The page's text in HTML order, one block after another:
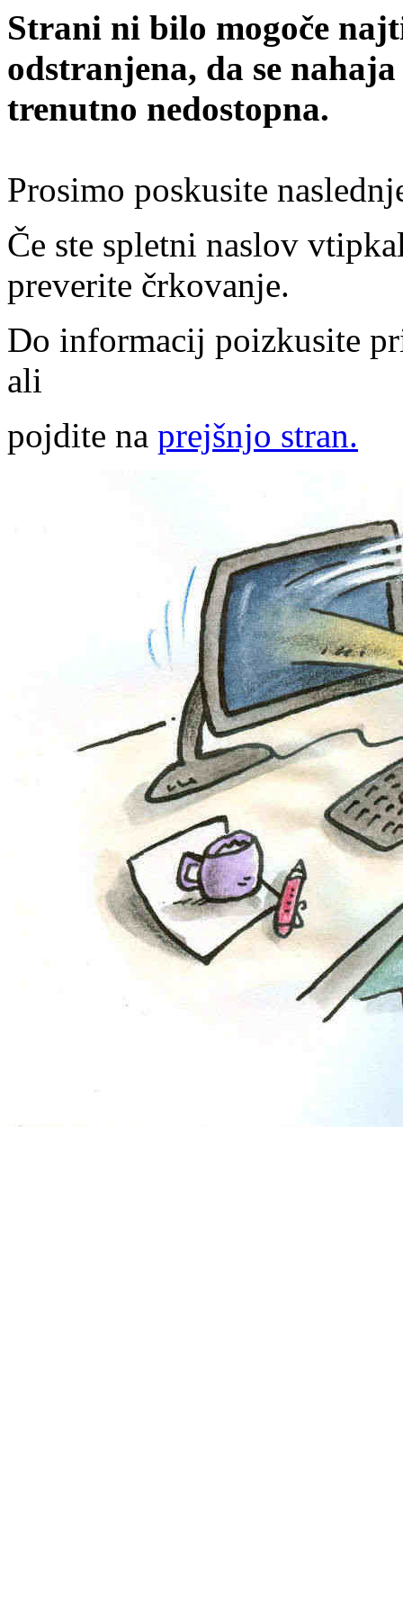
Strani ni bilo mogoče
odstranjena, da se
trenutno nedostopna.
Prosimo poskusite
Če ste spletni naslov
preverite črkovanje.
Do informacij poizkusite
ali
pojdite na prejšnjo stran.